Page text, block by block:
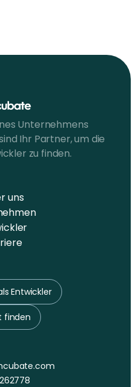
Unternehmens
Ihr Partner, um die
zu finden.
uns
Entwickler
finden